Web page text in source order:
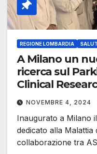
REGIONE LOMBARDIA
A Milano un
ricerca sul
Clinical
l’ASST Pini-CTO
NOVEMBRE 4, 2024
Inaugurato a Milano
dedicato alla
collaborazione tra